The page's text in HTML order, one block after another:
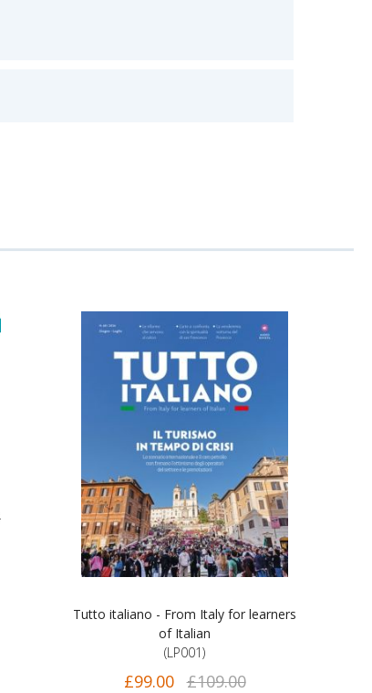
Tutto italiano - From Italy for learners
of Italian
(LP001)
£99.00 £109.00